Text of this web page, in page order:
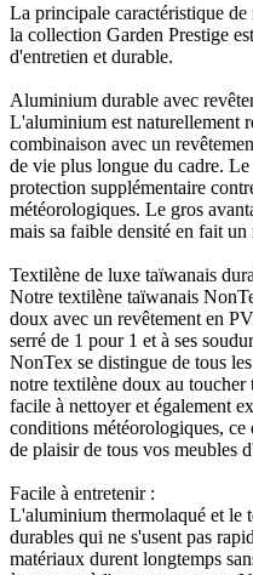
La principale caractéristique
la collection Garden Prestige
d'entretien et durable.
Aluminium durable avec
L'aluminium est naturellement
combinaison avec un
de vie plus longue du cadre.
protection supplémentaire
météorologiques. Le gros
mais sa faible densité en fait
Textilène de luxe taïwanais
Notre textilène taïwanais
doux avec un revêtement en
serré de 1 pour 1 et à ses
NonTex se distingue de tous
notre textilène doux au toucher
facile à nettoyer et également
conditions météorologiques, ce
de plaisir de tous vos meubles
Facile à entretenir :
L'aluminium thermolaqué et le
durables qui ne s'usent pas
matériaux durent longtemps